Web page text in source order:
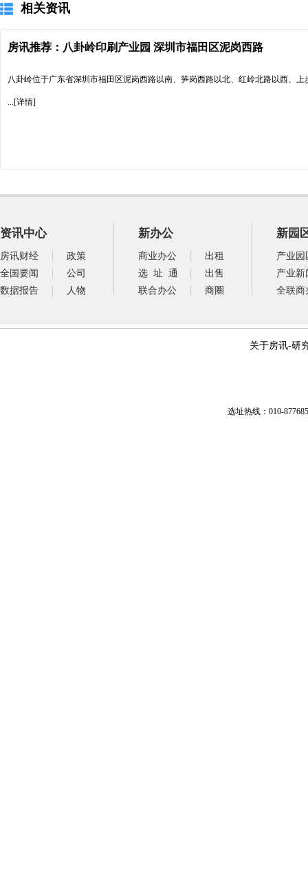
相关资讯
房讯推荐：八卦岭印刷产业园 深圳市福田区泥岗西路
八卦岭位于广东省深圳市福田区泥岗西路以南、笋岗西路以北、红岭北路以西、
...[详情]
资讯中心
房讯财经
政策
全国要闻
公司
数据报告
人物
新办公
商业办公
出租
选 址 通
出售
联合办公
商圈
新园
产业园
产业新
全联商
关于房讯-研
选址热线：010-